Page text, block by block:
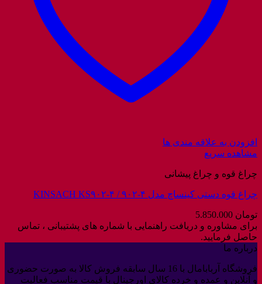
افزودن به علاقه مندی ها
مشاهده سریع
چراغ قوه و چراغ پیشانی
چراغ قوه دستی کینساچ مدل ۴-۹۰۲ / KINSACH KS۹۰۲-۴
تومان
برای مشاوره و دریافت راهنمایی با شماره های پشتیبانی ، تماس
حاصل فرمایید.
درباره ما
فروشگاه آربابامال با 16 سال سابقه فروش کالا به صورت حضوری
و آنلاین و عمده و خرده کالای اورجینال با قیمت مناسب فعالیت